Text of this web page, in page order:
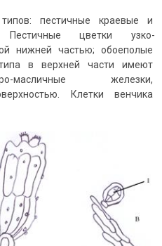
пестичные краевые и
Пестичные цветки узко-
нижней частью; обоеполые
в верхней части имеют
масличные железки,
Клетки венчика